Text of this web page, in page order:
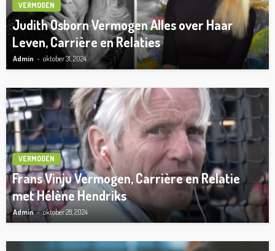
VERMOGEN
Judith Osborn Vermogen Alles over Haar
Leven, Carrière en Relaties
Admin oktober 31, 2024
VERMOGEN
Frans Vinju Vermogen, Carrière en Relatie
met Hélène Hendriks
Admin oktober 28, 2024